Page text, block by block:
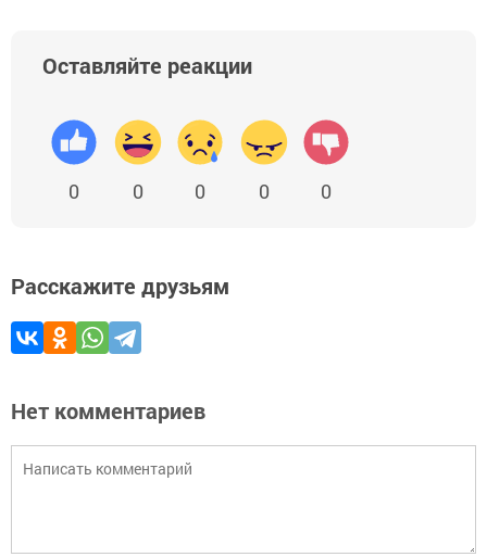
Оставляйте реакции
0 0 0 0 0
Расскажите друзьям
Нет комментариев